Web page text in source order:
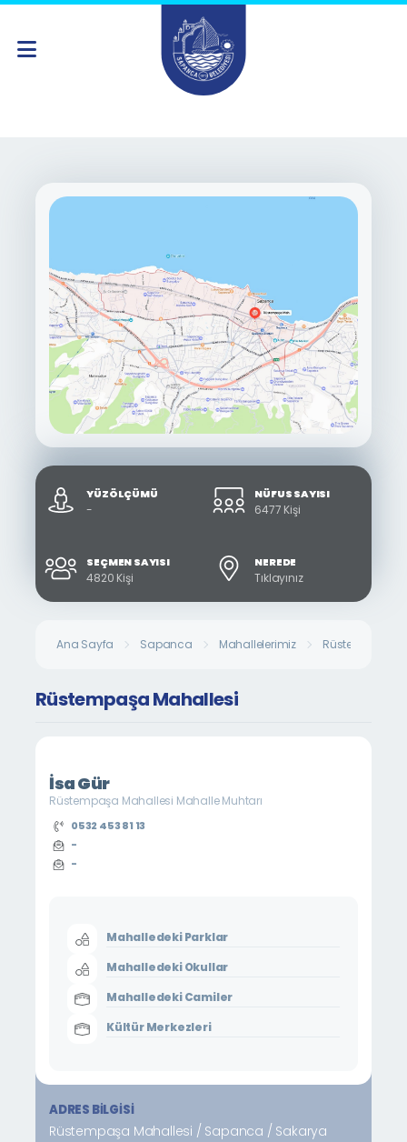
YÜZÖLÇÜMÜ
-
NÜFUS SAYISI
6477 Kişi
SEÇMEN SAYISI
4820 Kişi
NEREDE
Tıklayınız
Ana Sayfa Sapanca Mahallelerimiz Rüstempaşa
Rüstempaşa Mahallesi
İsa Gür
Rüstempaşa Mahallesi Mahalle Muhtarı
0532 453 81 13
-
-
Mahalledeki Parklar
Mahalledeki Okullar
Mahalledeki Camiler
Kültür Merkezleri
ADRES BILGISI
Rüstempaşa Mahallesi / Sapanca / Sakarya